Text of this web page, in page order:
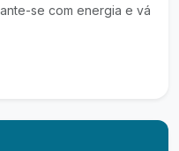
se com energia e vá